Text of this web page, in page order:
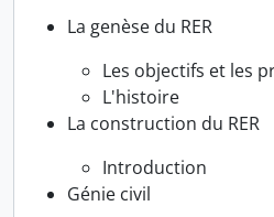
La genèse du RER
Les objectifs et les
L'histoire
La construction du RER
Introduction
Génie civil